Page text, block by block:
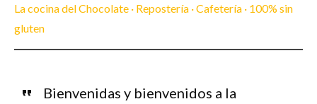
La cocina del Chocolate · Repostería · Cafetería · 100% sin
gluten
Bienvenidas y bienvenidos a la